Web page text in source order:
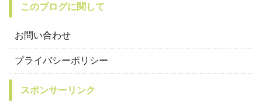
このブログに関して
お問い合わせ
プライバシーポリシー
スポンサーリンク